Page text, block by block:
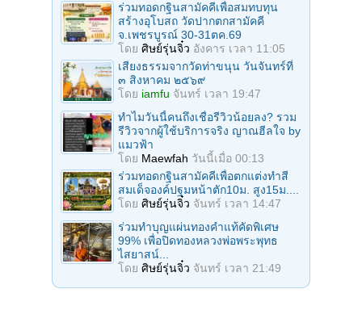
ร่วมทอดกฐินสามัคคีเพื่อสมทบทุน
สร้างอุโบสถ วัดปากตกสามัคคี
จ.เพชรบูรณ์ 30-31ตค.69
โดย ศิษย์รุ่นจิ๋ว อังคาร เวลา 11:05
เสียงธรรมจากวัดท่าขนุน วันจันทร์ที่
๓ สิงหาคม ๒๕๖๙
โดย iamfu จันทร์ เวลา 19:47
ทำไมวันนี้คนถึงเชื่อรีวิวน้อยลง? รวม
รีวิวจากผู้ใช้บริการจริง ญาณฮีลใจ by
แมวฟ้า
โดย Maewfah วันนี้เมื่อ 00:13
ร่วมทอดกฐินสามัคคีเพื่อตกแต่งทำสี
สมเด็จองค์ปฐมหน้าตัก10ม. สูง15ม....
โดย ศิษย์รุ่นจิ๋ว จันทร์ เวลา 14:47
ร่วมทําบุญแผ่นทองคำแท้คัดพิเศษ
99% เพื่อปิดทองหลวงพ่อพระพุทธ
ไสยาสน์...
โดย ศิษย์รุ่นจิ๋ว จันทร์ เวลา 21:49